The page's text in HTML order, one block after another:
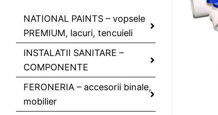
NATIONAL PAINTS – vopsele
PREMIUM, lacuri, tencuieli
INSTALATII SANITARE –
COMPONENTE
FERONERIA – accesorii binale,
mobilier